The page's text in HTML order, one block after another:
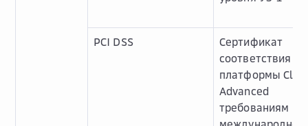
PCI DSS
Сертификат
соответствия
платформы
Advanced
требованиям